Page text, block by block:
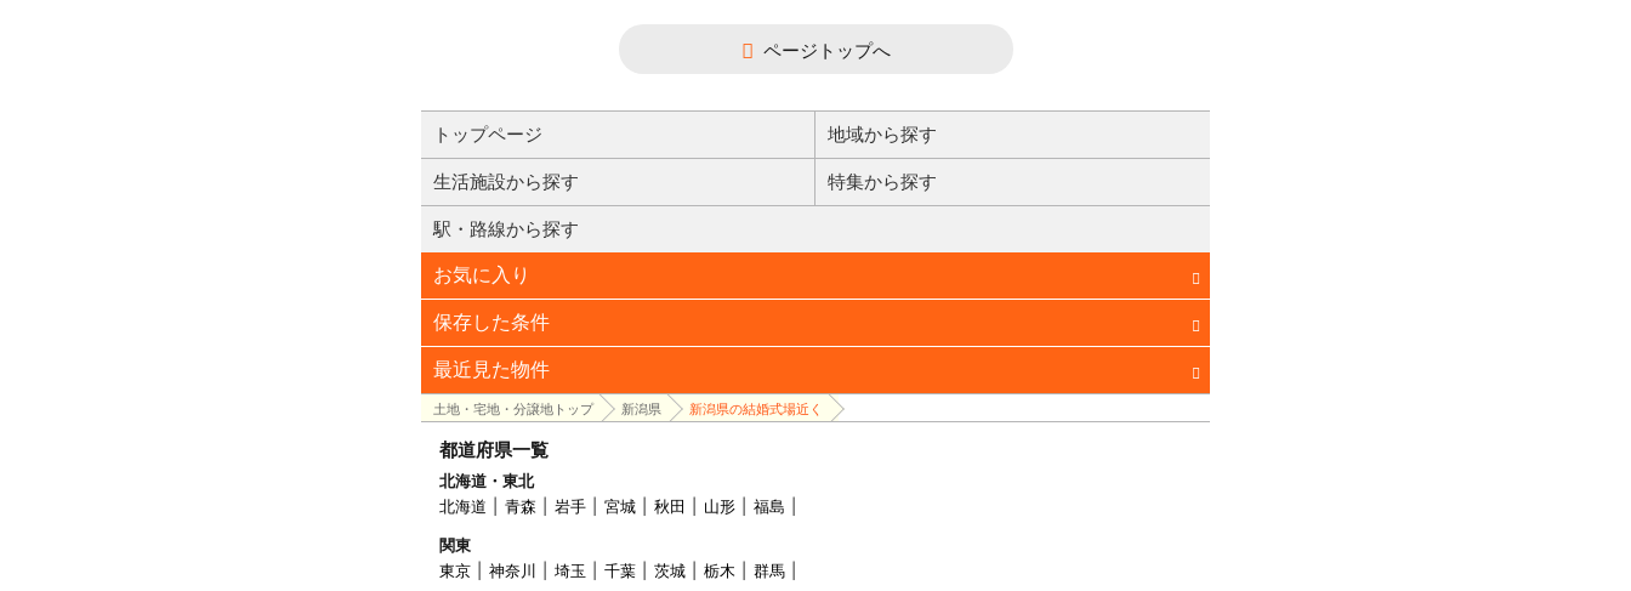
ページトップへ
トップページ 地域から探す
生活施設から探す 特集から探す
駅・路線から探す
お気に入り
保存した条件
最近見た物件
土地・宅地・分譲地トップ 新潟県 新潟県の結婚式場近く
都道府県一覧
北海道・東北
北海道
青森 岩手 宮城 秋田 山形
福島
関東
東京
神奈川 埼玉 千葉 茨城 栃木 群馬